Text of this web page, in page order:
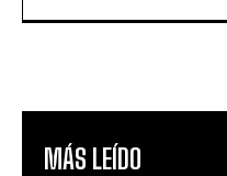
MÁS LEÍDO